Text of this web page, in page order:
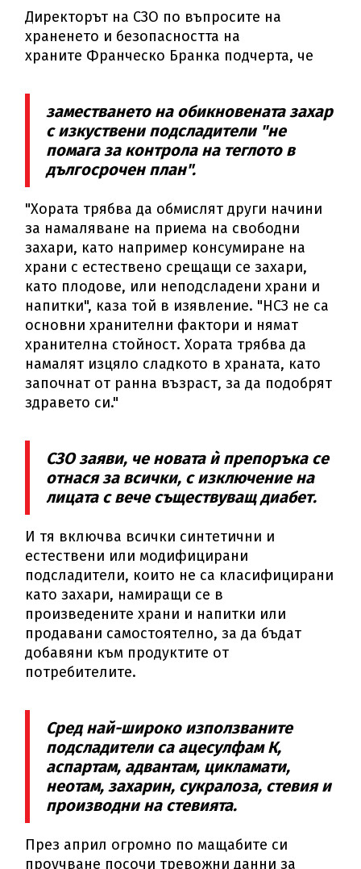
Директорът на СЗО по въпросите на
храненето и безопасността на
храните Франческо Бранка подчерта, че
заместването на обикновената захар
с изкуствени подсладители "не
помага за контрола на теглото в
дългосрочен план".
"Хората трябва да обмислят други начини
за намаляване на приема на свободни
захари, като например консумиране на
храни с естествено срещащи се захари,
като плодове, или неподсладени храни и
напитки", каза той в изявление. "НСЗ не са
основни хранителни фактори и нямат
хранителна стойност. Хората трябва да
намалят изцяло сладкото в храната, като
започнат от ранна възраст, за да подобрят
здравето си."
СЗО заяви, че новата ѝ препоръка се
отнася за всички, с изключение на
лицата с вече съществуващ диабет.
И тя включва всички синтетични и
естествени или модифицирани
подсладители, които не са класифицирани
като захари, намиращи се в
произведените храни и напитки или
продавани самостоятелно, за да бъдат
добавяни към продуктите от
потребителите.
Сред най-широко използваните
подсладители са ацесулфам К,
аспартам, адвантам, цикламати,
неотам, захарин, сукралоза, стевия и
производни на стевията.
През април огромно по мащабите си
проучване посочи тревожни данни за